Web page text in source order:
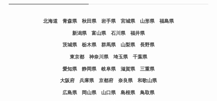
北海道 青森県 秋田県 岩手県 宮城県 山形県 福島県
新潟県 富山県 石川県 福井県
茨城県 栃木県 群馬県 山梨県 長野県
東京都 神奈川県 埼玉県 千葉県
愛知県 静岡県 岐阜県 滋賀県 三重県
大阪府 兵庫県 京都府 奈良県 和歌山県
広島県 岡山県 山口県 島根県 鳥取県